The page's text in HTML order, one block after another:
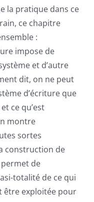
la pratique dans ce
ce chapitre
:
impose de
et d’autre
dit, on ne peut
d’écriture que
ce qu’est
montre
sortes
construction de
permet de
totalité de ce qui
être exploitée pour